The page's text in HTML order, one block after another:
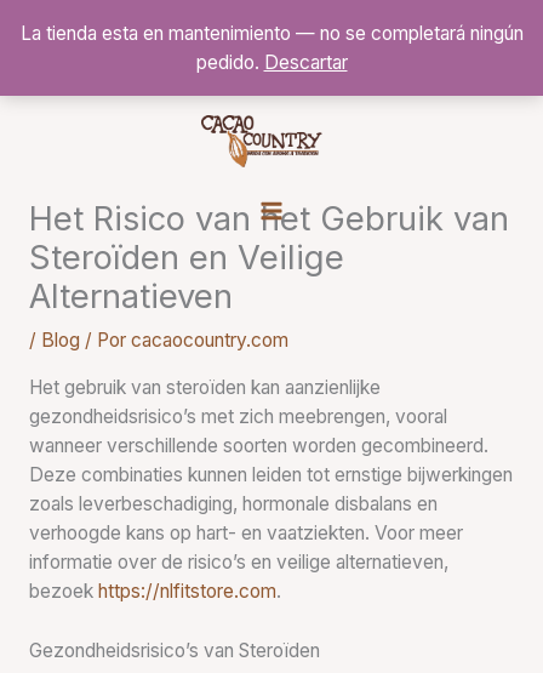
La tienda esta en mantenimiento — no se completará ningún
pedido. Descartar
Het Risico van het Gebruik van
Steroïden en Veilige
Alternatieven
/ Blog / Por cacaocountry.com
Het gebruik van steroïden kan aanzienlijke
gezondheidsrisico’s met zich meebrengen, vooral
wanneer verschillende soorten worden gecombineerd.
Deze combinaties kunnen leiden tot ernstige bijwerkingen
zoals leverbeschadiging, hormonale disbalans en
verhoogde kans op hart- en vaatziekten. Voor meer
informatie over de risico’s en veilige alternatieven,
bezoek https://nlfitstore.com.
Gezondheidsrisico’s van Steroïden